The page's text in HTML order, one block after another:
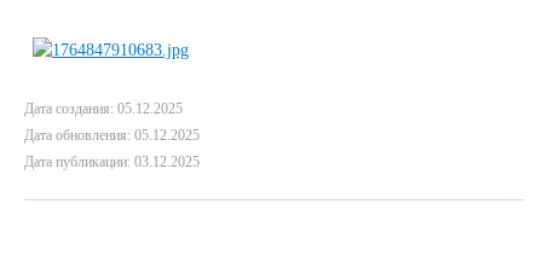
Дата создания: 05.12.2025
Дата обновления: 05.12.2025
Дата публикации: 03.12.2025